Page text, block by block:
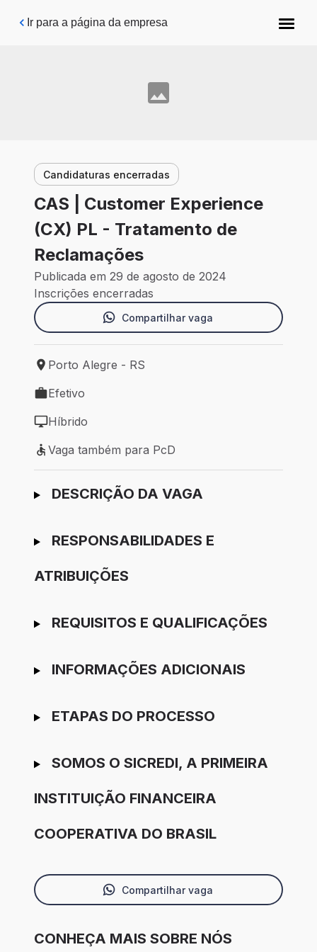
Pular para o conteúdo principal
Ir para a página da empresa
Candidaturas encerradas
CAS | Customer Experience
(CX) PL - Tratamento de
Reclamações
Publicada em 29 de agosto de 2024
Inscrições encerradas
Compartilhar vaga
Local de trabalho: Porto Alegre - RS
Porto Alegre - RS
Tipo de vaga: Efetivo
Efetivo
Modelo de trabalho: Híbrido
Híbrido
Vaga também para PcD
Vaga também para PcD
Ir para candidatura
DESCRIÇÃO DA VAGA
RESPONSABILIDADES E
ATRIBUIÇÕES
REQUISITOS E QUALIFICAÇÕES
INFORMAÇÕES ADICIONAIS
ETAPAS DO PROCESSO
SOMOS O SICREDI, A PRIMEIRA
INSTITUIÇÃO FINANCEIRA
COOPERATIVA DO BRASIL
Compartilhar vaga
CONHEÇA MAIS SOBRE NÓS